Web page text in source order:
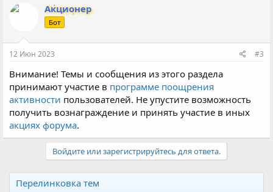
:
Акционер
Бот
12 Июн 2023 #3
Внимание! Темы и сообщения из этого раздела
принимают участие в программе поощрения
активности пользователей. Не упустите возможность
получить вознаграждение и принять участие в иных
акциях форума.
Войдите или зарегистрируйтесь для ответа.
Перелинковка тем